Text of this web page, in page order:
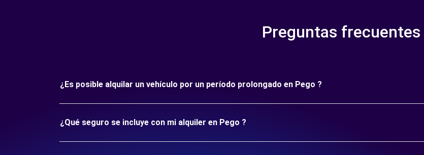
Preguntas frecuentes
¿Es posible alquilar un vehículo por un período prolongado en Pego ?
¿Qué seguro se incluye con mi alquiler en Pego ?